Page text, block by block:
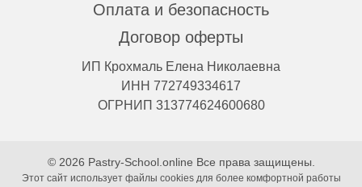
Оплата и безопасность
Договор оферты
ИП Крохмаль Елена Николаевна
ИНН 772749334617
ОГРНИП 313774624600680
© 2026 Pastry-School.online Все права защищены.
Этот сайт использует файлы cookies для более комфортной работы